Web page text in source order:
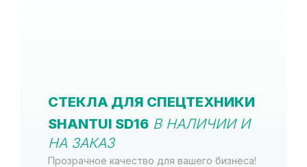
СТЕКЛА ДЛЯ СПЕЦТЕХНИКИ
SHANTUI SD16 В НАЛИЧИИ И
НА ЗАКАЗ
Прозрачное качество для вашего бизнеса!